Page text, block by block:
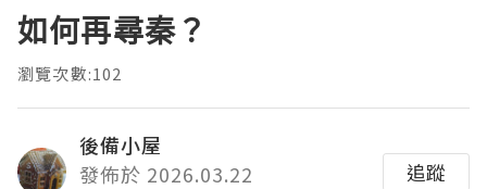
如何再尋秦？
瀏覽次數:102
後備小屋
發佈於 2026.03.22
追蹤